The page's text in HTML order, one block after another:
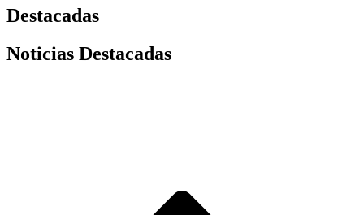
Destacadas
Noticias Destacadas